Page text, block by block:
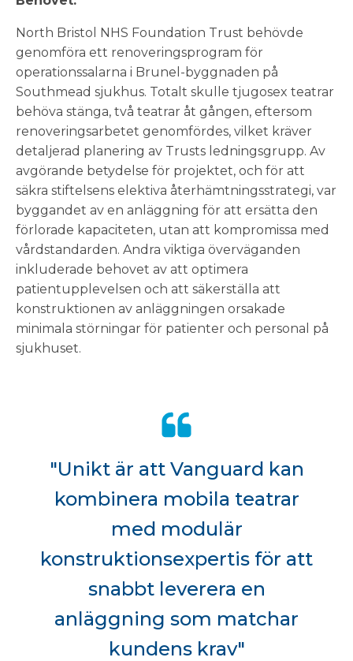
North Bristol NHS Foundation Trust behövde
genomföra ett renoveringsprogram för
operationssalarna i Brunel-byggnaden på
Southmead sjukhus. Totalt skulle tjugosex teatrar
behöva stänga, två teatrar åt gången, eftersom
renoveringsarbetet genomfördes, vilket kräver
detaljerad planering av Trusts ledningsgrupp. Av
avgörande betydelse för projektet, och för att
säkra stiftelsens elektiva återhämtningsstrategi, var
byggandet av en anläggning för att ersätta den
förlorade kapaciteten, utan att kompromissa med
vårdstandarden. Andra viktiga överväganden
inkluderade behovet av att optimera
patientupplevelsen och att säkerställa att
konstruktionen av anläggningen orsakade
minimala störningar för patienter och personal på
sjukhuset.
"Unikt är att Vanguard kan
kombinera mobila teatrar
med modulär
konstruktionsexpertis för att
snabbt leverera en
anläggning som matchar
kundens krav"